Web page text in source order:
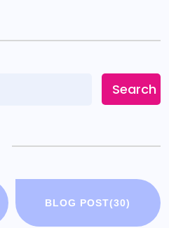
Search
BLOG POST(30)